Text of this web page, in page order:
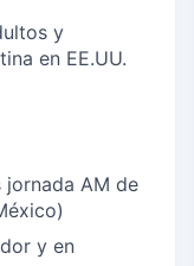
y
en EE.UU.
AM de
y en